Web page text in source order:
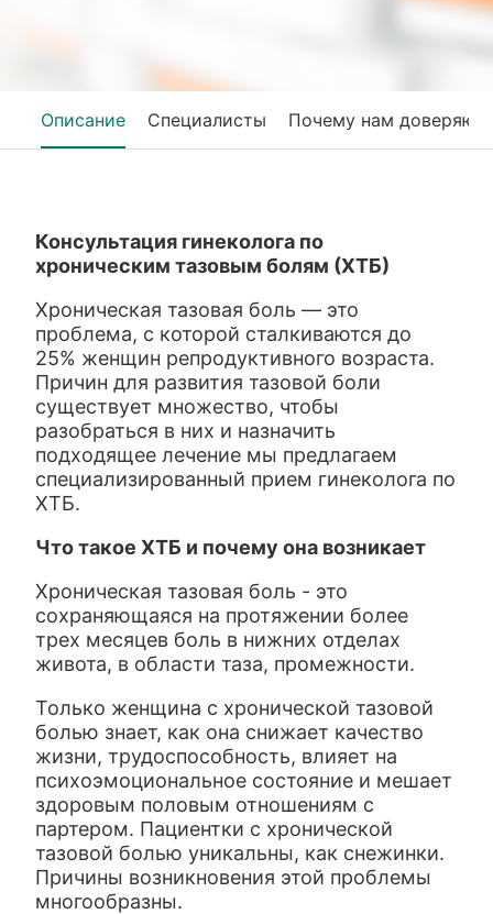
Описание Специалисты Почему нам доверяют
Консультация гинеколога по
хроническим тазовым болям (ХТБ)
Хроническая тазовая боль — это
проблема, с которой сталкиваются до
25% женщин репродуктивного возраста.
Причин для развития тазовой боли
существует множество, чтобы
разобраться в них и назначить
подходящее лечение мы предлагаем
специализированный прием гинеколога по
ХТБ.
Что такое ХТБ и почему она возникает
Хроническая тазовая боль - это
сохраняющаяся на протяжении более
трех месяцев боль в нижних отделах
живота, в области таза, промежности.
Только женщина с хронической тазовой
болью знает, как она снижает качество
жизни, трудоспособность, влияет на
психоэмоциональное состояние и мешает
здоровым половым отношениям с
партером. Пациентки с хронической
тазовой болью уникальны, как снежинки.
Причины возникновения этой проблемы
многообразны.